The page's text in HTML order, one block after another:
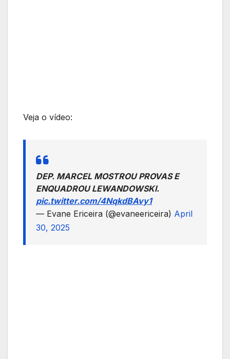
Veja o vídeo:
DEP. MARCEL MOSTROU PROVAS E
ENQUADROU LEWANDOWSKI.
pic.twitter.com/4NqkdBAvy1
— Evane Ericeira (@evaneericeira) April
30, 2025